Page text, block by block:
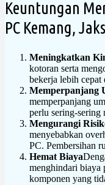
Keuntungan
PC Kemang,
Meningkatkan
kotoran serta
bekerja lebih cepat
Memperpanjang
memperpanjang
perlu sering-sering
Mengurangi
menyebabkan
PC. Pembersihan
Hemat Biaya
menghindari biaya
komponen yang